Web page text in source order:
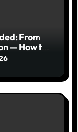
From
— How to